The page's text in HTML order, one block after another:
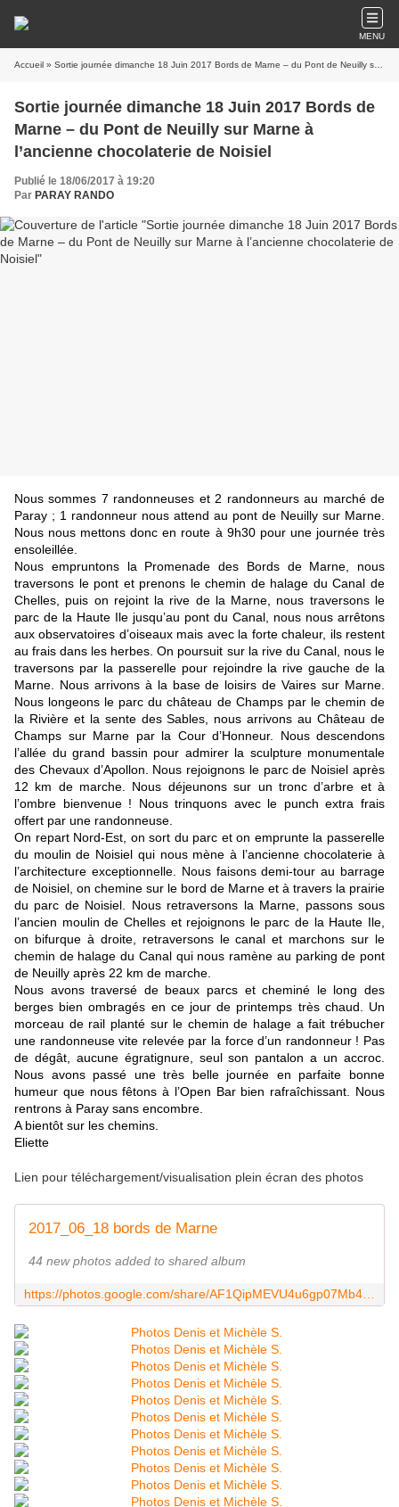
MENU
Accueil » Sortie journée dimanche 18 Juin 2017 Bords de Marne – du Pont de Neuilly sur Marne à l’ancienne chocolaterie de Noisiel
Sortie journée dimanche 18 Juin 2017 Bords de
Marne – du Pont de Neuilly sur Marne à
l’ancienne chocolaterie de Noisiel
Publié le 18/06/2017 à 19:20
Par PARAY RANDO
Nous sommes 7 randonneuses et 2 randonneurs au marché de
Paray ; 1 randonneur nous attend au pont de Neuilly sur Marne.
Nous nous mettons donc en route à 9h30 pour une journée très
ensoleillée.
Nous empruntons la Promenade des Bords de Marne, nous
traversons le pont et prenons le chemin de halage du Canal de
Chelles, puis on rejoint la rive de la Marne, nous traversons le
parc de la Haute Ile jusqu’au pont du Canal, nous nous arrêtons
aux observatoires d’oiseaux mais avec la forte chaleur, ils restent
au frais dans les herbes. On poursuit sur la rive du Canal, nous le
traversons par la passerelle pour rejoindre la rive gauche de la
Marne. Nous arrivons à la base de loisirs de Vaires sur Marne.
Nous longeons le parc du château de Champs par le chemin de
la Rivière et la sente des Sables, nous arrivons au Château de
Champs sur Marne par la Cour d’Honneur. Nous descendons
l’allée du grand bassin pour admirer la sculpture monumentale
des Chevaux d’Apollon. Nous rejoignons le parc de Noisiel après
12 km de marche. Nous déjeunons sur un tronc d’arbre et à
l’ombre bienvenue ! Nous trinquons avec le punch extra frais
offert par une randonneuse.
On repart Nord-Est, on sort du parc et on emprunte la passerelle
du moulin de Noisiel qui nous mène à l’ancienne chocolaterie à
l’architecture exceptionnelle. Nous faisons demi-tour au barrage
de Noisiel, on chemine sur le bord de Marne et à travers la prairie
du parc de Noisiel. Nous retraversons la Marne, passons sous
l’ancien moulin de Chelles et rejoignons le parc de la Haute Ile,
on bifurque à droite, retraversons le canal et marchons sur le
chemin de halage du Canal qui nous ramène au parking de pont
de Neuilly après 22 km de marche.
Nous avons traversé de beaux parcs et cheminé le long des
berges bien ombragés en ce jour de printemps très chaud. Un
morceau de rail planté sur le chemin de halage a fait trébucher
une randonneuse vite relevée par la force d’un randonneur ! Pas
de dégât, aucune égratignure, seul son pantalon a un accroc.
Nous avons passé une très belle journée en parfaite bonne
humeur que nous fêtons à l’Open Bar bien rafraîchissant. Nous
rentrons à Paray sans encombre.
A bientôt sur les chemins.
Eliette
Lien pour téléchargement/visualisation plein écran des photos
2017_06_18 bords de Marne
44 new photos added to shared album